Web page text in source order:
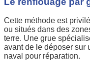
Cette méthode est
ou situés dans des
terre. Une grue
avant de le déposer sur
naval pour réparation.